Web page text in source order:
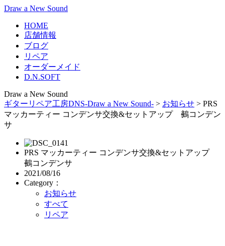
Draw a New Sound
HOME
店舗情報
ブログ
リペア
オーダーメイド
D.N.SOFT
Draw a New Sound
ギターリペア工房DNS-Draw a New Sound- > お知らせ > PRS
マッカーティー コンデンサ交換&セットアップ 鵺コンデン
サ
PRS マッカーティー コンデンサ交換&セットアップ
鵺コンデンサ
2021/08/16
Category：
お知らせ
すべて
リペア